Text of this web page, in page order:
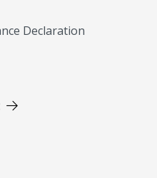
Declaration